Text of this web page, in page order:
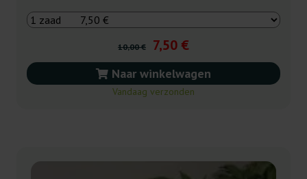
10,00 € 7,50 €
Naar winkelwagen
Vandaag verzonden